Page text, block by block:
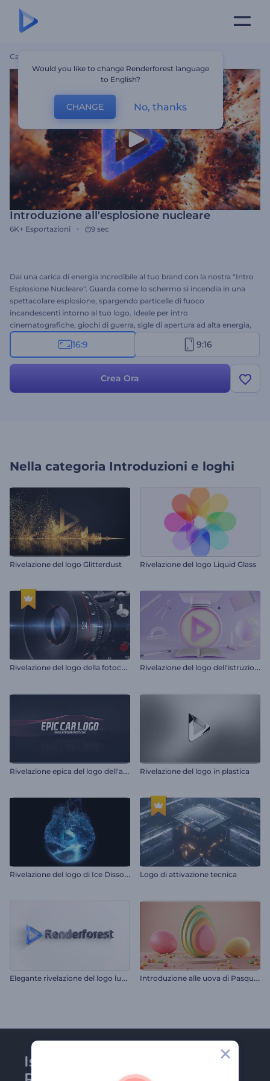
Casa
Introduzione all'esplosione nucleare
6K+ Esportazioni 9 sec
Dai una carica di energia incredibile al tuo brand con la nostra "Intro
Esplosione Nucleare". Guarda come lo schermo si incendia in una
spettacolare esplosione, spargendo particelle di fuoco
incandescenti intorno al tuo logo. Ideale per intro
cinematografiche, giochi di guerra, sigle di apertura ad alta energia,
trailer o qualsiasi progetto che richieda una presentazione del brand
di grande impatto. Personalizzala facilmente con il tuo logo, il nome
cattura l'attenzione con questa potente esplosione!
16:9 9:16
Crea Ora
Nella categoria Introduzioni e loghi
Rivelazione del logo Glitterdust Rivelazione del logo Liquid Glass
R
ivelazione del logo della fotocamera 3D R
ivelazione del logo dell'istruzione
R
ivelazione epica del logo dell'auto Rivelazione del logo in plastica
R
ivelazione del logo di Ice Dissolve Logo di attivazione tecnica
E
legante rivelazione del logo lucido I
ntroduzione alle uova di Pasqua colorate
Iscriviti alla newsletter di
Would you like to change Renderforest language
to English?
CHANGE No, thanks